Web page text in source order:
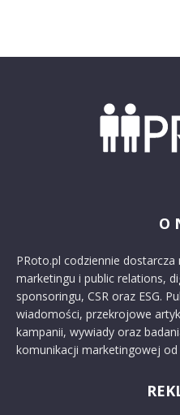
O
PRoto.pl codziennie
marketingu i public relations,
sponsoringu, CSR oraz ESG.
wiadomości, przekrojowe
kampanii, wywiady oraz
komunikacji marketingowej od